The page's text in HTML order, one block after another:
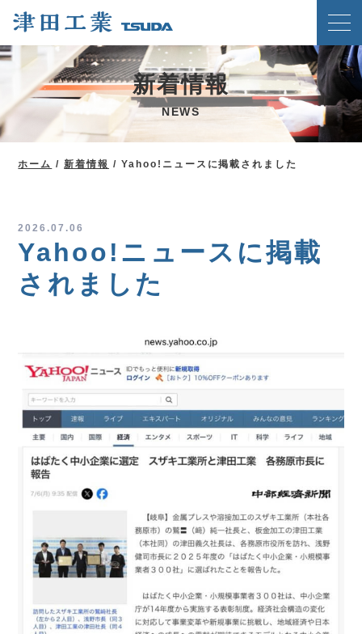
ホーム
クリンチングスピードファスナー工法
津田工業の強み
技術紹介
ブログ
新着情報
TEL.0583-71-1422
お問い合わせ
新着情報
NEWS
ホーム /新着情報 / Yahoo!ニュースに掲載されました
2026.07.06
Yahoo!ニュースに掲載
されました